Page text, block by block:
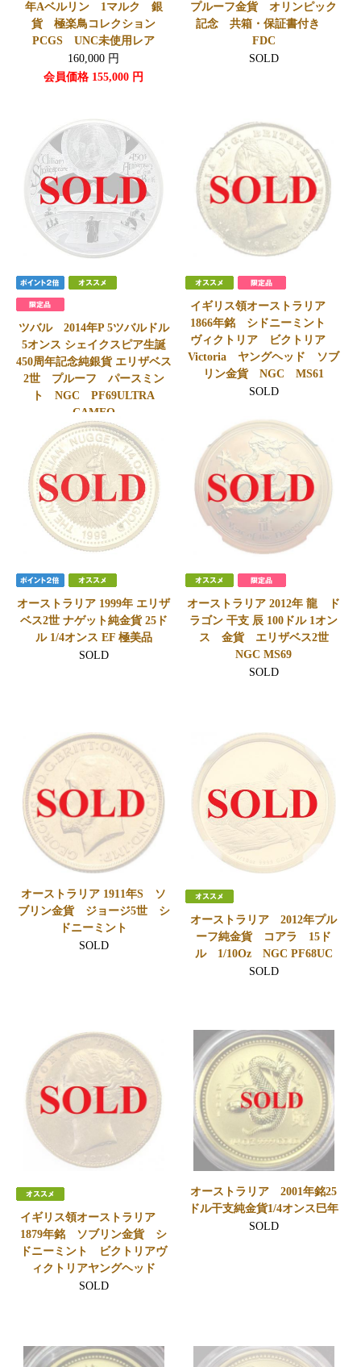
年Aベルリン 1マルク 銀
貨 極楽鳥コレクション
PCGS UNC未使用レア
160,000 円
会員価格 155,000 円
プルーフ金貨 オリンピック
記念 共箱・保証書付き
FDC
SOLD
ツバル 2014年P 5ツバルドル
5オンス シェイクスピア生誕
450周年記念純銀貨 エリザベス
2世 プルーフ パースミン
ト NGC PF69ULTRA
CAMEO
SOLD
イギリス領オーストラリア
1866年銘 シドニーミント
ヴィクトリア ビクトリア
Victoria ヤングヘッド ソブ
リン金貨 NGC MS61
SOLD
オーストラリア 1999年 エリザ
ベス2世 ナゲット純金貨 25ド
ル 1/4オンス EF 極美品
SOLD
オーストラリア 2012年 龍 ド
ラゴン 干支 辰 100ドル 1オン
ス 金貨 エリザベス2世
NGC MS69
SOLD
オーストラリア 1911年S ソ
ブリン金貨 ジョージ5世 シ
ドニーミント
SOLD
オーストラリア 2012年プル
ーフ純金貨 コアラ 15ド
ル 1/10Oz NGC PF68UC
SOLD
イギリス領オーストラリア
1879年銘 ソブリン金貨 シ
ドニーミント ビクトリアヴ
ィクトリアヤングヘッド
SOLD
オーストラリア 2001年銘25
ドル干支純金貨1/4オンス巳年
SOLD